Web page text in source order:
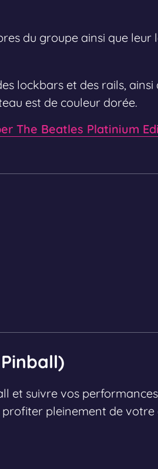
du groupe ainsi que leur
lockbars et des rails,
est de couleur dorée.
The Beatles Platinium
et suivre vos
pleinement de votre